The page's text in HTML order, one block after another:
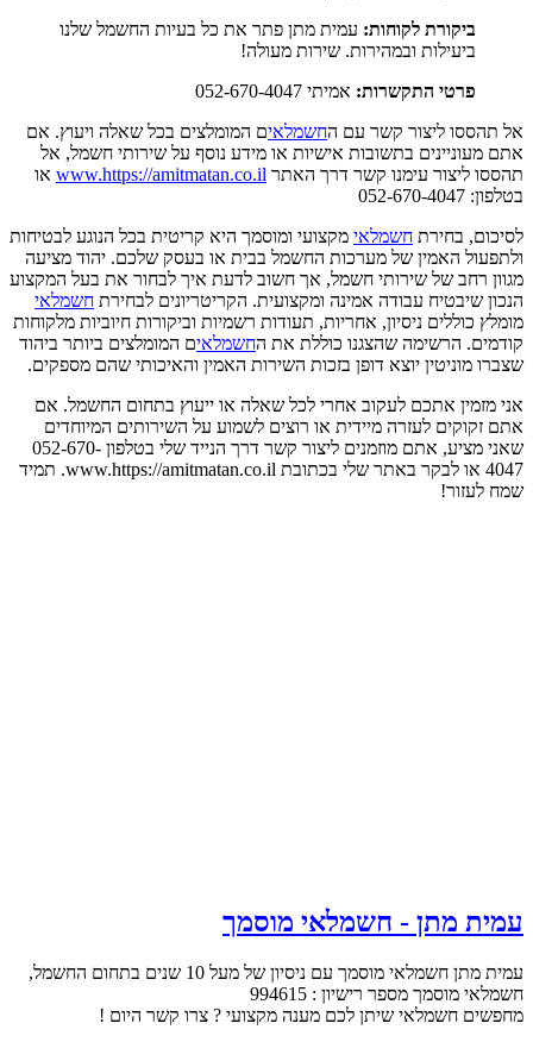
ביקורת לקוחות: עמית מתן פתר את כל בעיות החשמל שלנו
ביעילות ובמהירות. שירות מעולה!
פרטי התקשרות: אמיתי 052-670-4047
אל תהססו ליצור קשר עם החשמלאים המומלצים בכל שאלה ויעוץ. אם
אתם מעוניינים בתשובות אישיות או מידע נוסף על שירותי חשמל, אל
תהססו ליצור עימנו קשר דרך האתר www.https://amitmatan.co.il או
בטלפון: 052-670-4047
לסיכום, בחירת חשמלאי מקצועי ומוסמך היא קריטית בכל הנוגע לבטיחות
ולתפעול האמין של מערכות החשמל בבית או בעסק שלכם. יהוד מציעה
מגוון רחב של שירותי חשמל, אך חשוב לדעת איך לבחור את בעל המקצוע
הנכון שיבטיח עבודה אמינה ומקצועית. הקריטריונים לבחירת חשמלאי
מומלץ כוללים ניסיון, אחריות, תעודות רשמיות וביקורות חיוביות מלקוחות
קודמים. הרשימה שהצגנו כוללת את החשמלאים המומלצים ביותר ביהוד
שצברו מוניטין יוצא דופן בזכות השירות האמין והאיכותי שהם מספקים.
אני מזמין אתכם לעקוב אחרי לכל שאלה או ייעוץ בתחום החשמל. אם
אתם זקוקים לעזרה מיידית או רוצים לשמוע על השירותים המיוחדים
שאני מציע, אתם מוזמנים ליצור קשר דרך הנייד שלי בטלפון 052-670-
4047 או לבקר באתר שלי בכתובת www.https://amitmatan.co.il. תמיד
שמח לעזור!
עמית מתן - חשמלאי מוסמך
עמית מתן חשמלאי מוסמך עם ניסיון של מעל 10 שנים בתחום החשמל,
חשמלאי מוסמך מספר רישיון : 994615
מחפשים חשמלאי שיתן לכם מענה מקצועי ? צרו קשר היום !